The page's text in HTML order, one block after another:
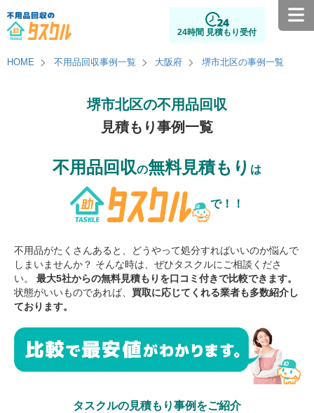
24時間 見積もり受付
HOME 不用品回収事例一覧 大阪府 堺市北区の事例一覧
堺市北区の不用品回収
見積もり事例一覧
不用品回収の無料見積もり は
で！！
不用品がたくさんあると、どうやって処分すればいいのか悩んで
しまいませんか？ そんな時は、ぜひタスクルにご相談くださ
い。 最大5社からの無料見積もりを口コミ付きで比較できます。
状態がいいものであれば、 買取に応じてくれる業者も多数紹介し
ております。
タスクルの見積もり事例をご紹介